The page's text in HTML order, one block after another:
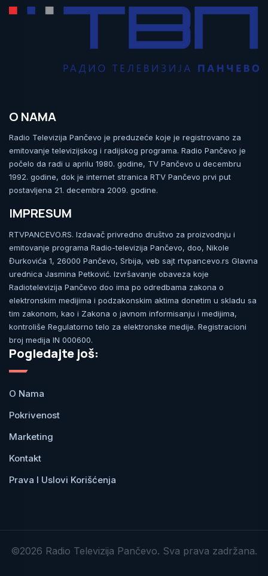
O NAMA
Radio Televizija Pančevo je preduzeće koje je registrovano za
emitovanje televizijskog i radijskog programa. Radio Pančevo je
počelo da radi u aprilu 1980. godine, TV Pančevo u decembru
1992. godine, dok je internet stranica RTV Pančevo prvi put
postavljena 21. decembra 2009. godine.
IMPRESUM
RTVPANCEVO.RS. Izdavač privredno društvo za proizvodnju i
emitovanje programa Radio-televizija Pančevo, doo, Nikole
Đurkovića 1, 26000 Pančevo, Srbija, veb sajt rtvpancevo.rs Glavna
urednica Jasmina Petković. Izvršavanje obaveza koje
Radiotelevizija Pančevo doo ima po odredbama zakona o
elektronskim medijima i podzakonskim aktima donetim u skladu sa
tim zakonom, kao i Zakona o javnom informisanju i medijima,
kontroliše Regulatorno telo za elektronske medije. Registracioni
broj medija IN 000600.
Pogledajte još:
O Nama
Pokrivenost
Marketing
Kontakt
Prava I Uslovi Korišćenja
©2026 Radio Televizija Pančevo. Sva prava zadržana.